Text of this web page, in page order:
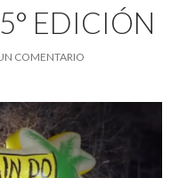
EDICIÓN
COMENTARIO